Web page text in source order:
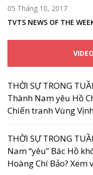
05 Tháng 10, 2017
TVTS NEWS OF THE
THỜI SỰ TRONG
Thành Nam yêu Hồ
Chiến tranh Vùng
THỜI SỰ TRONG
Nam “yêu” Bác Hồ
Hoàng Chí Bảo? Xem